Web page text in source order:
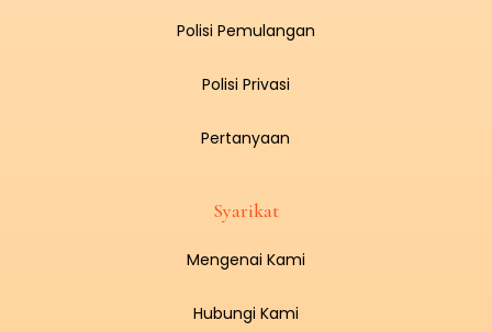
Polisi Pemulangan
Polisi Privasi
Pertanyaan
Syarikat
Mengenai Kami
Hubungi Kami